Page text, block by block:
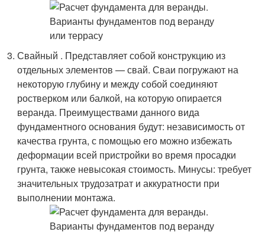
Свайный . Представляет собой конструкцию из
отдельных элементов — свай. Сваи погружают на
некоторую глубину и между собой соединяют
ростверком или балкой, на которую опирается
веранда. Преимуществами данного вида
фундаментного основания будут: независимость от
качества грунта, с помощью его можно избежать
деформации всей пристройки во время просадки
грунта, также невысокая стоимость. Минусы: требует
значительных трудозатрат и аккуратности при
выполнении монтажа.